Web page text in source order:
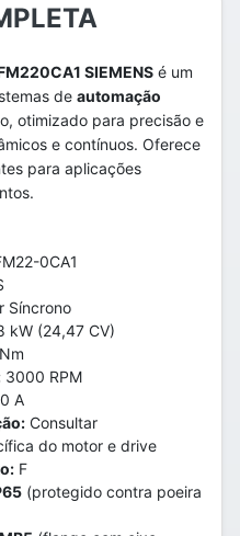
SIEMENS é um
de automação
otimizado para precisão e
e contínuos. Oferece
para aplicações
0CA1
Síncrono
kW (24,47 CV)
3000 RPM
A
Consultar
do motor e drive
F
(protegido contra poeira